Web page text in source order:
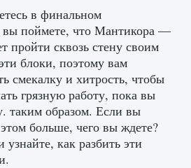
в финальном
вы поймете, что Мантикора —
пройти сквозь стену своим
блоки, поэтому вам
смекалку и хитрость, чтобы
грязную работу, пока вы
таким образом. Если вы
больше, чего вы ждете?
как разбить эти